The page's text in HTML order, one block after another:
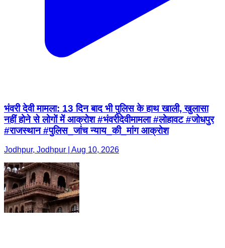
भंवरी देवी मामला: 13 दिन बाद भी पुलिस के हाथ खाली, खुलासा
नहीं होने से लोगों में आक्रोश #भंवरीदेवीमामला #लोहावट #जोधपुर
#राजस्थान #पुलिस_जांच न्याय_की_मांग आक्रोश
Jodhpur, Jodhpur | Aug 10, 2026